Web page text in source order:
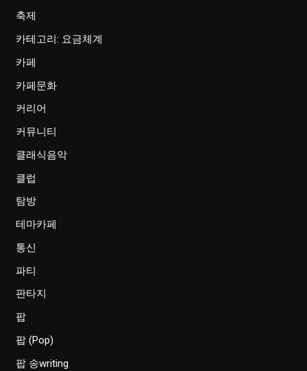
축제
카테고리: 요금체계
카페
카페문화
커리어
커뮤니티
클래식음악
클럽
탐방
테마카페
통신
파티
판타지
팝
팝 (Pop)
팝 송writing